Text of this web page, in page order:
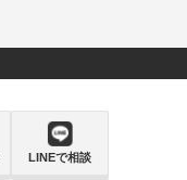
LINEで相談